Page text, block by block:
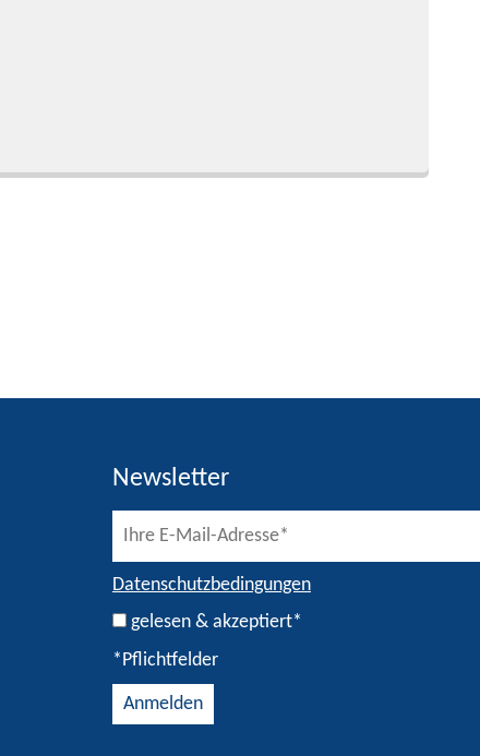
Newsletter
Datenschutzbedingungen
gelesen & akzeptiert*
*Pflichtfelder